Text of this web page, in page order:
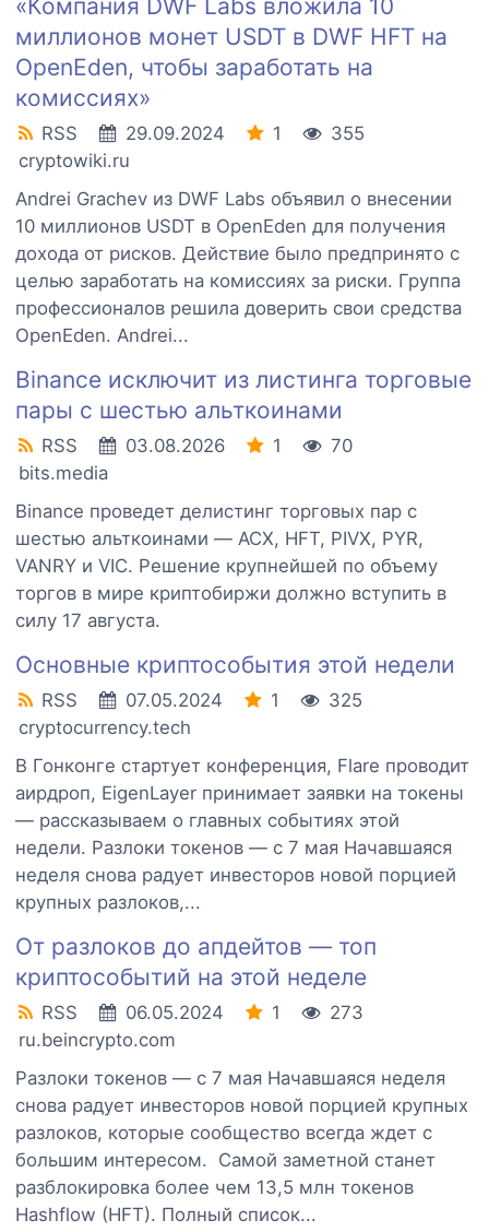
«Компания DWF Labs вложила 10
миллионов монет USDT в DWF HFT на
OpenEden, чтобы заработать на
комиссиях»
RSS 29.09.2024 1
355
cryptowiki.ru
Andrei Grachev из DWF Labs объявил о внесении
10 миллионов USDT в OpenEden для получения
дохода от рисков. Действие было предпринято с
целью заработать на комиссиях за риски. Группа
профессионалов решила доверить свои средства
OpenEden. Andrei...
Binance исключит из листинга торговые
пары с шестью альткоинами
RSS 03.08.2026 1
70
bits.media
Binance проведет делистинг торговых пар с
шестью альткоинами — ACX, HFT, PIVX, PYR,
VANRY и VIC. Решение крупнейшей по объему
торгов в мире криптобиржи должно вступить в
силу 17 августа.
Основные криптособытия этой недели
RSS 07.05.2024 1
325
cryptocurrency.tech
В Гонконге стартует конференция, Flare проводит
аирдроп, EigenLayer принимает заявки на токены
— рассказываем о главных событиях этой
недели. Разлоки токенов — с 7 мая Начавшаяся
неделя снова радует инвесторов новой порцией
крупных разлоков,...
От разлоков до апдейтов — топ
криптособытий на этой неделе
RSS 06.05.2024 1
273
ru.beincrypto.com
Разлоки токенов — с 7 мая Начавшаяся неделя
снова радует инвесторов новой порцией крупных
разлоков, которые сообщество всегда ждет с
большим интересом. Самой заметной станет
разблокировка более чем 13,5 млн токенов
Hashflow (HFT). Полный список...